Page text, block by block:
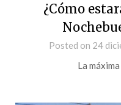
¿Cómo
Posted on 24
La